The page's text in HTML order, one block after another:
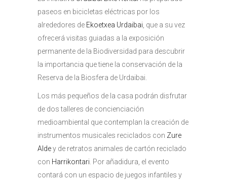
paseos en bicicletas eléctricas por los
alrededores de Ekoetxea Urdaibai , que a su vez
ofrecerá visitas guiadas a la exposición
permanente de la Biodiversidad para descubrir
la importancia que tiene la conservación de la
Reserva de la Biosfera de Urdaibai.
Los más pequeños de la casa podrán disfrutar
de dos talleres de concienciación
medioambiental que contemplan la creación de
instrumentos musicales reciclados con Zure
Aldey de retratos animales de cartón reciclado
con Harrikontari . Por añadidura, el evento
contará con un espacio de juegos infantiles y